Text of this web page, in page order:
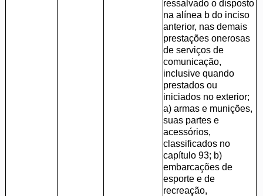
ressalvado o disposto
na alínea b do inciso
anterior, nas demais
prestações onerosas
de serviços de
comunicação,
inclusive quando
prestados ou
iniciados no exterior;
a) armas e munições,
suas partes e
acessórios,
classificados no
capítulo 93; b)
embarcações de
esporte e de
recreação,